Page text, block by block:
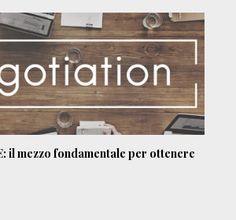
il mezzo fondamentale per ottenere